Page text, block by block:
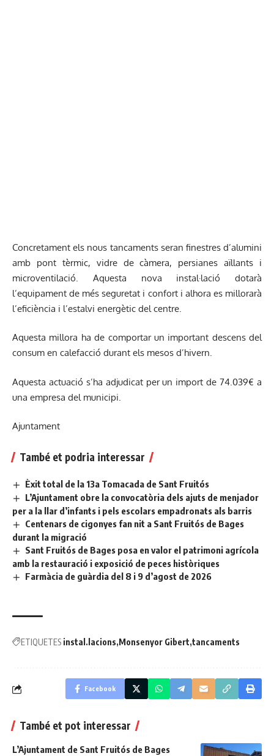
Concretament els nous tancaments seran finestres d’alumini
amb pont tèrmic, vidre de càmera, persianes aïllants i
microventilació. Aquesta nova instal·lació dotarà
l’equipament de més seguretat i confort i alhora es millorarà
l’eficiència i l’estalvi energètic del centre.
Aquesta millora ha de comportar un important descens del
consum en calefacció durant els mesos d’hivern.
Aquesta actuació s’ha adjudicat per un import de 74.039€ a
una empresa del municipi.
Ajuntament
També et podria interessar
Èxit total de la 13a Tomacada de Sant Fruitós
L’Ajuntament obre la convocatòria dels ajuts de menjador
per a la llar d’infants i pels escolars empadronats als barris
Centenars de cigonyes fan nit a Sant Fruitós de Bages
durant la migració
Sant Fruitós de Bages posa en valor el patrimoni agrícola
amb la restauració i exposició de peces històriques
Farmàcia de guàrdia del 8 i 9 d’agost de 2026
ETIQUETES instal.lacions Monsenyor Gibert tancaments
Facebook
També et pot interessar
L’Ajuntament de Sant Fruitós de Bages